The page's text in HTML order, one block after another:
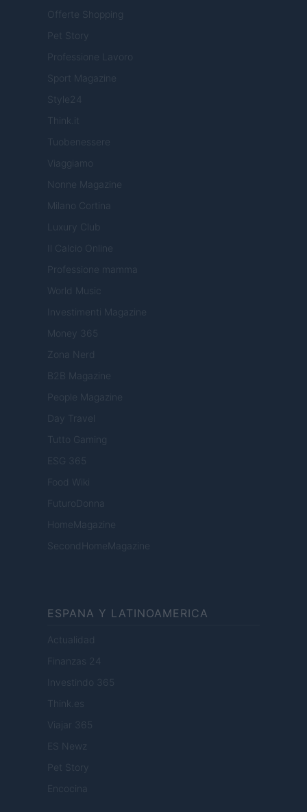
Offerte Shopping
Pet Story
Professione Lavoro
Sport Magazine
Style24
Think.it
Tuobenessere
Viaggiamo
Nonne Magazine
Milano Cortina
Luxury Club
Il Calcio Online
Professione mamma
World Music
Investimenti Magazine
Money 365
Zona Nerd
B2B Magazine
People Magazine
Day Travel
Tutto Gaming
ESG 365
Food Wiki
FuturoDonna
HomeMagazine
SecondHomeMagazine
ESPANA Y LATINOAMERICA
Actualidad
Finanzas 24
Investindo 365
Think.es
Viajar 365
ES Newz
Pet Story
Encocina